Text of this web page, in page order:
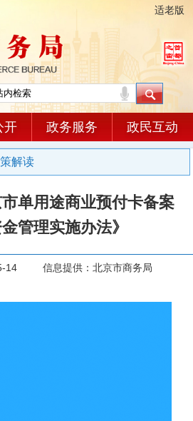
适老版
开 政务服务 政民互动
解读
单用途商业预付卡备案
管理实施办法》
14 信息提供：北京市商务局